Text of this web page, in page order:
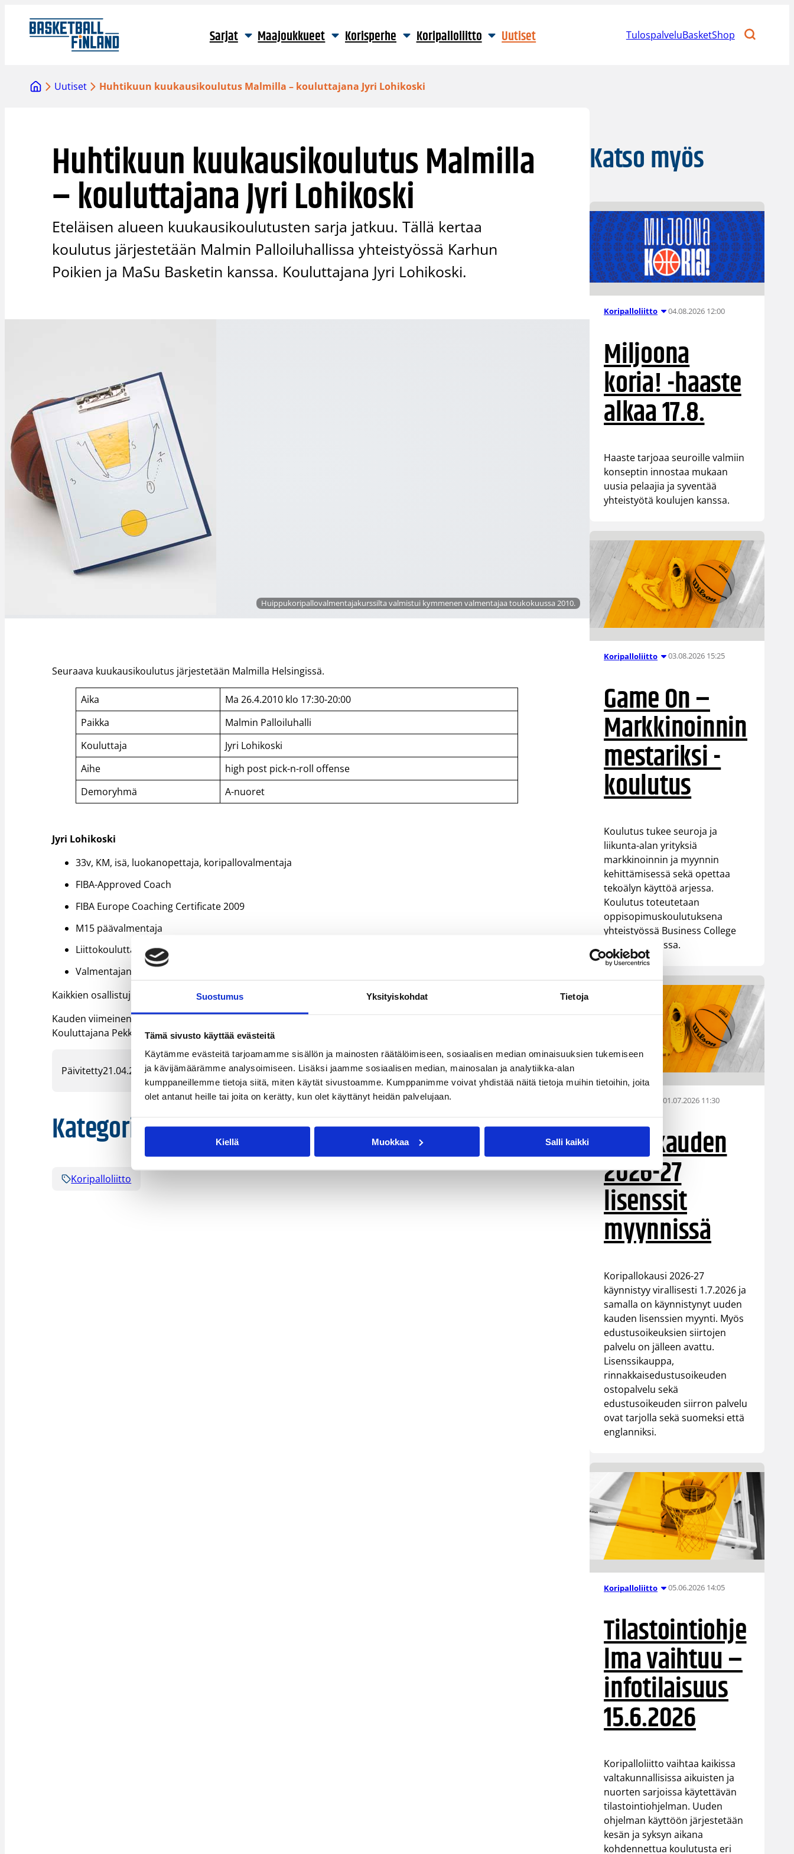
Suostumus Yksityiskohdat Tietoja
Tämä sivusto käyttää evästeitä
Käytämme evästeitä tarjoamamme sisällön ja mainosten räätälöimiseen, sosiaalisen median ominaisuuksien tukemiseen
ja kävijämäärämme analysoimiseen. Lisäksi jaamme sosiaalisen median, mainosalan ja analytiikka-alan
kumppaneillemme tietoja siitä, miten käytät sivustoamme. Kumppanimme voivat yhdistää näitä tietoja muihin tietoihin, joita
olet antanut heille tai joita on kerätty, kun olet käyttänyt heidän palvelujaan.
Kiellä Muokkaa Salli kaikki
sisältöön
Sarjat Maajoukkueet Korisperhe Koripalloliitto Uutiset TulospalveluBasketShop
Uutiset Huhtikuun kuukausikoulutus Malmilla – kouluttajana Jyri Lohikoski
Huhtikuun kuukausikoulutus Malmilla
– kouluttajana Jyri Lohikoski
Eteläisen alueen kuukausikoulutusten sarja jatkuu. Tällä kertaa
koulutus järjestetään Malmin Palloiluhallissa yhteistyössä Karhun
Poikien ja MaSu Basketin kanssa. Kouluttajana Jyri Lohikoski.
Huippukoripallovalmentajakurssilta valmistui kymmenen valmentajaa toukokuussa 2010.
Seuraava kuukausikoulutus järjestetään Malmilla Helsingissä.
Aika
Ma 26.4.2010 klo 17:30-20:00
Paikka
Malmin Palloiluhalli
Kouluttaja
Jyri Lohikoski
Aihe
high post pick-n-roll offense
Demoryhmä
A-nuoret
Jyri Lohikoski
33v, KM, isä, luokanopettaja, koripallovalmentaja
FIBA-Approved Coach
FIBA Europe Coaching Certificate 2009
M15 päävalmentaja
Liittokouluttaja
Valmentajana FIBA U18 All Stars-pelissä Katovicessa, Puolassa 18.9.2009
Kaikkien osallistujien tulee ilmoittautua koulutukseen. Ilmoittautumaan pääsettästä. Koulutus on ilmainen.
Kauden viimeinen kuukausikoulutus järjestetään Tapiolan koululla tiistaina 18.5.2010 klo 17:30-19:30.
Kouluttajana Pekka Salminen ja aiheena heittäminen.
Päivitetty21.04.2010
Kategoriat
Koripalloliitto
Katso myös
Koripalloliitto 04.08.2026 12:00
Miljoona
koria! -haaste
alkaa 17.8.
Haaste tarjoaa seuroille valmiin
konseptin innostaa mukaan
uusia pelaajia ja syventää
yhteistyötä koulujen kanssa.
Koripalloliitto 03.08.2026 15:25
Game On –
Markkinoinnin
mestariksi -
koulutus
Koulutus tukee seuroja ja
liikunta-alan yrityksiä
markkinoinnin ja myynnin
kehittämisessä sekä opettaa
tekoälyn käyttöä arjessa.
Koulutus toteutetaan
oppisopimuskoulutuksena
yhteistyössä Business College
Helsingin kanssa.
01.07.2026 11:30
Koriskauden
2026-27
lisenssit
myynnissä
Koripallokausi 2026-27
käynnistyy virallisesti 1.7.2026 ja
samalla on käynnistynyt uuden
kauden lisenssien myynti. Myös
edustusoikeuksien siirtojen
palvelu on jälleen avattu.
Lisenssikauppa,
rinnakkaisedustusoikeuden
ostopalvelu sekä
edustusoikeuden siirron palvelu
ovat tarjolla sekä suomeksi että
englanniksi.
Koripalloliitto 05.06.2026 14:05
Tilastointiohje
lma vaihtuu –
infotilaisuus
15.6.2026
Koripalloliitto vaihtaa kaikissa
valtakunnallisissa aikuisten ja
nuorten sarjoissa käytettävän
tilastointiohjelman. Uuden
ohjelman käyttöön järjestetään
kesän ja syksyn aikana
kohdennettua koulutusta eri